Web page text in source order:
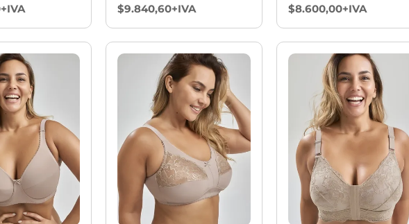
T95/110
Lycra Y Puntilla T95/110
$9.840,60+IVA
Algodón Lycra T95/110
$8.600,00+IVA